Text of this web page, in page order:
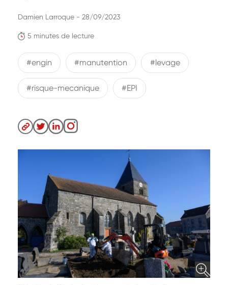
5 minutes de lecture
Damien Larroque - 28/09/2023
#engin #manutention #levage
#risque-mecanique #EPI